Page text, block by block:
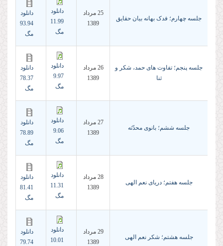
جلسه چهارم؛ فدک بهانه بیان حقایق
25 مرداد
1389
دانلود
11.99
مگ
دانلود
93.94
مگ
جلسه پنجم؛ تفاوت های حمد، شکر و
ثنا
26 مرداد
1389
دانلود
9.97
مگ
دانلود
78.37
مگ
جلسه ششم؛ بانوی محدّثه
27 مرداد
1389
دانلود
9.06
مگ
دانلود
78.89
مگ
جلسه هفتم؛ دریای نعم الهی
28 مرداد
1389
دانلود
11.31
مگ
دانلود
81.41
مگ
جلسه هشتم؛ شکر نعم الهی
29 مرداد
1389
دانلود
10.01
دانلود
79.74